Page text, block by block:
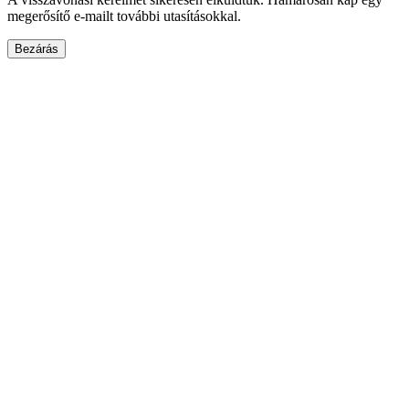
megerősítő e-mailt további utasításokkal.
Bezárás